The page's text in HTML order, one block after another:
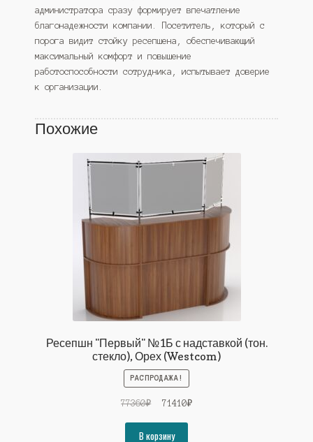
администратора сразу формирует впечатление
благонадежности компании. Посетитель, который с
порога видит стойку ресепшена, обеспечивающий
максимальный комфорт и повышение
работоспособности сотрудника, испытывает доверие
к организации.
Похожие
Ресепшн "Первый" №1Б с надставкой (тон.
стекло), Орех (Westcom)
РАСПРОДАЖА!
77360₽
Первоначальная
составляла
71410₽Текущая
В корзину